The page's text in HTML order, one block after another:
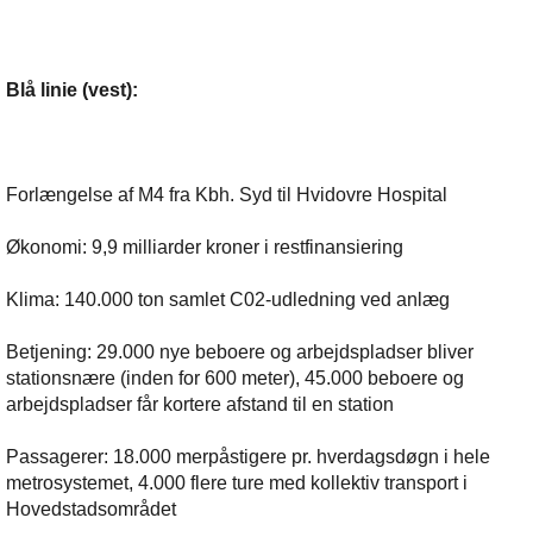
Blå linie (vest):
Forlængelse af M4 fra Kbh. Syd til Hvidovre Hospital
Økonomi: 9,9 milliarder kroner i restfinansiering
Klima: 140.000 ton samlet C02-udledning ved anlæg
Betjening: 29.000 nye beboere og arbejdspladser bliver
stationsnære (inden for 600 meter), 45.000 beboere og
arbejdspladser får kortere afstand til en station
Passagerer: 18.000 merpåstigere pr. hverdagsdøgn i hele
metrosystemet, 4.000 flere ture med kollektiv transport i
Hovedstadsområdet